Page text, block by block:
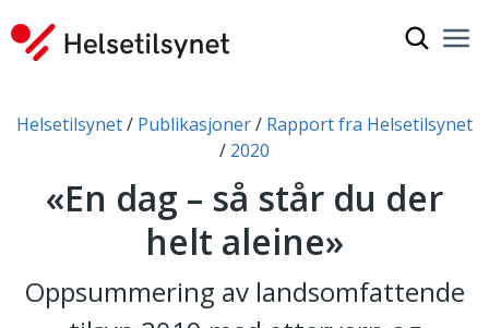
Du er her:
Helsetilsynet Publikasjoner
Rapport fra Helsetilsynet
2020
«En dag – så står du der
helt aleine»
Oppsummering av landsomfattende